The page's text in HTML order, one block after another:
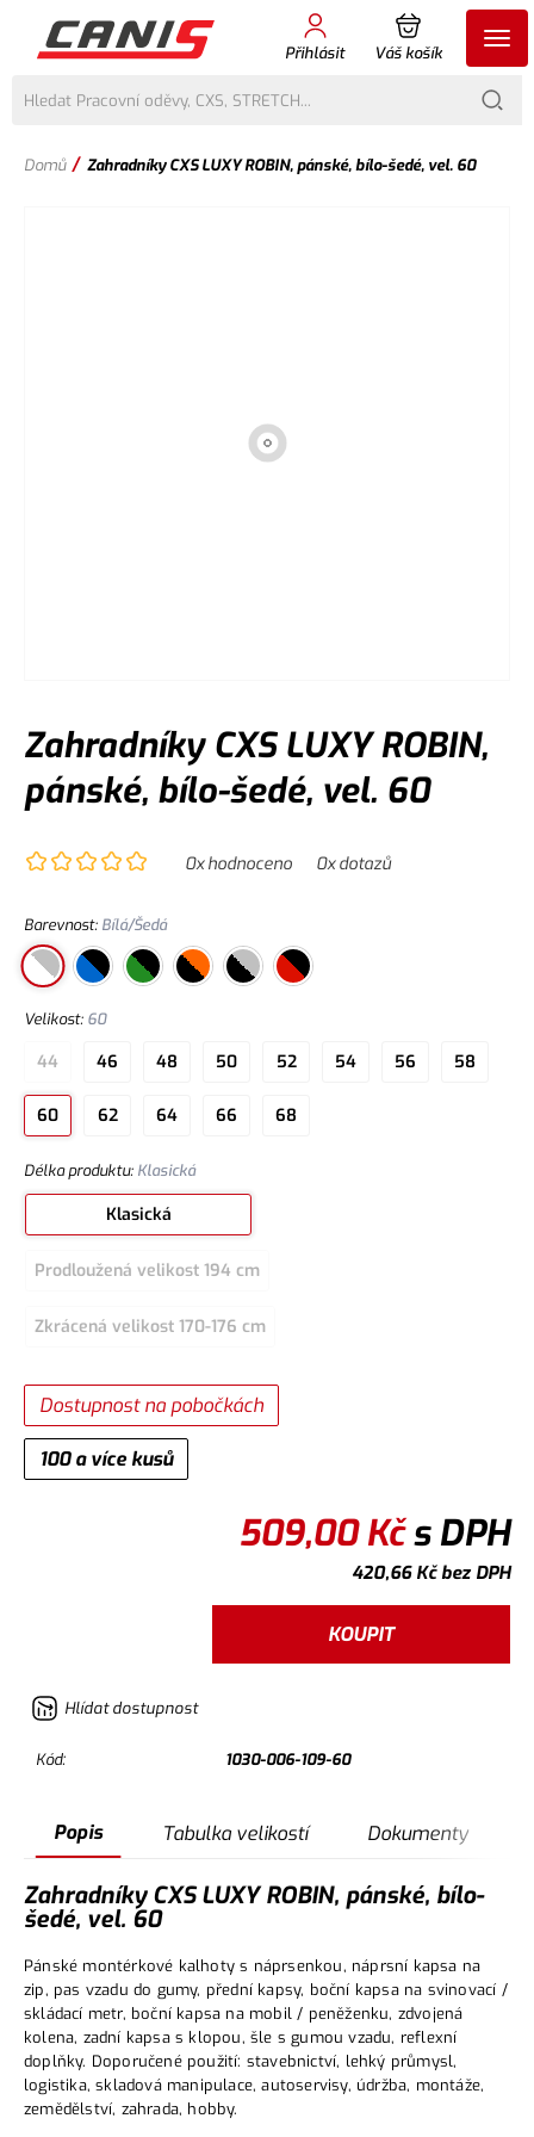
Přihlásit Váš košík
Domů / Zahradníky CXS LUXY ROBIN, pánské, bílo-šedé, vel. 60
Zahradníky CXS LUXY ROBIN,
pánské, bílo-šedé, vel. 60
0x hodnoceno 0x dotazů
Barevnost: Bílá/Šedá
Velikost: 60
44 46 48 50 52 54 56 58
60 62 64 66 68
Délka produktu: Klasická
Klasická
Prodloužená velikost 194 cm
Zkrácená velikost 170-176 cm
100 a více kusů
Dostupnost na pobočkách
509,00Kčs DPH
420,66Kčbez DPH
KOUPIT
Hlídat dostupnost
Kód: 1030-006-109-60
Popis Tabulka velikostí Dokumenty
Zahradníky CXS LUXY ROBIN, pánské, bílo-
šedé, vel. 60
Pánské montérkové kalhoty s náprsenkou, náprsní kapsa na
zip, pas vzadu do gumy, přední kapsy, boční kapsa na svinovací /
skládací metr, boční kapsa na mobil / peněženku, zdvojená
kolena, zadní kapsa s klopou, šle s gumou vzadu, reflexní
doplňky. Doporučené použití: stavebnictví, lehký průmysl,
logistika, skladová manipulace, autoservisy, údržba, montáže,
zemědělství, zahrada, hobby.